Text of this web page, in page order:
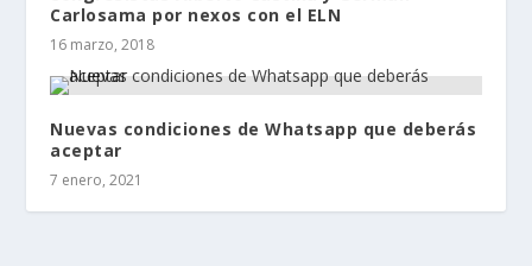
Carlosama por nexos con el ELN
16 marzo, 2018
Nuevas condiciones de Whatsapp que deberás
aceptar
7 enero, 2021